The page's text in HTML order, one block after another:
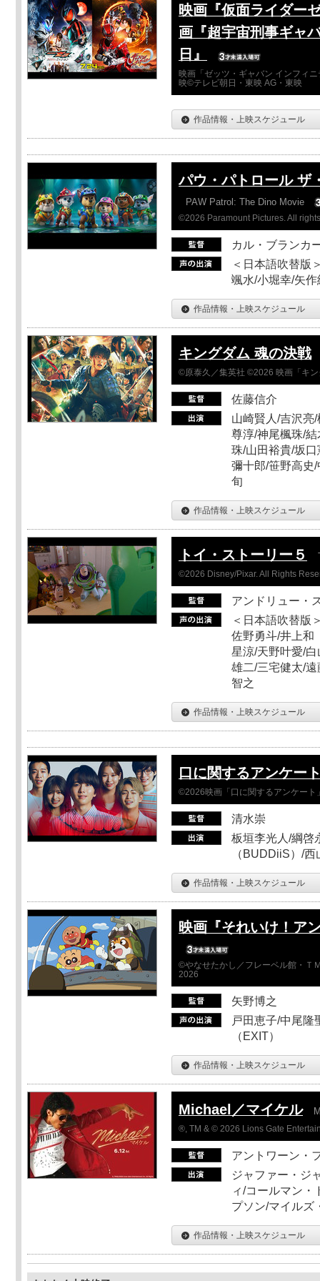
映画『仮面ライダー
画『超宇宙刑事ギャ
日』
映画「ゼッツ・ギャバン インフィ
映©テレビ朝日・東映 AG・東映
作品情報・上映スケジュール
パウ・パトロール ザ
PAW Patrol: The Dino Movie
©2026 Paramount Pictures. All
カル・ブランカ
＜日本語吹替版
颯水/小堀幸/矢作
作品情報・上映スケジュール
キングダム 魂の決戦
©原泰久／集英社 ©2026 映画「キ
佐藤信介
山崎賢人/吉沢亮
尊淳/神尾楓珠/
珠/山田裕貴/坂
彌十郎/笹野高史
旬
作品情報・上映スケジュール
トイ・ストーリー５
©2026 Disney/Pixar. All Rights
アンドリュー・
＜日本語吹替版
佐野勇斗/井上和
星涼/天野叶愛/
雄二/三宅健太/
智之
作品情報・上映スケジュール
口に関するアンケー
©2026映画「口に関するアンケート
清水崇
板垣李光人/綱啓
（BUDDiiS）/
作品情報・上映スケジュール
映画『それいけ！ア
©やなせたかし／フレーベル館・Ｔ
2026
矢野博之
戸田恵子/中尾隆
（EXIT）
作品情報・上映スケジュール
Michael／マイケル
®, TM & © 2026 Lions Gate
アントワーン・
ジャファー・ジ
ィ/コールマン・
プソン/マイルズ
作品情報・上映スケジュール